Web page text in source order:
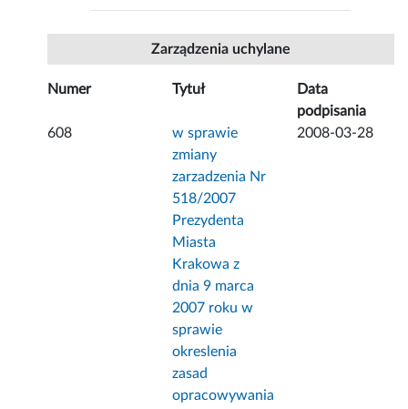
Zarządzenia uchylane
Numer Tytuł
Data
podpisania
608
w sprawie
zmiany
zarzadzenia Nr
518/2007
Prezydenta
Miasta
Krakowa z
dnia 9 marca
2007 roku w
sprawie
okreslenia
zasad
opracowywania
2008-03-28